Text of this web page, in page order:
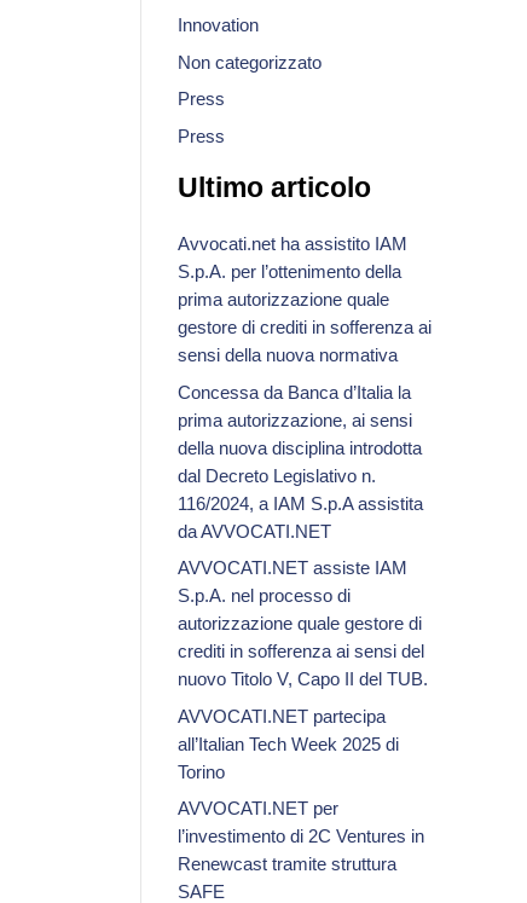
Innovation
Non categorizzato
Press
Press
Ultimo articolo
Avvocati.net ha assistito IAM
S.p.A. per l’ottenimento della
prima autorizzazione quale
gestore di crediti in sofferenza ai
sensi della nuova normativa
Concessa da Banca d’Italia la
prima autorizzazione, ai sensi
della nuova disciplina introdotta
dal Decreto Legislativo n.
116/2024, a IAM S.p.A assistita
da AVVOCATI.NET
AVVOCATI.NET assiste IAM
S.p.A. nel processo di
autorizzazione quale gestore di
crediti in sofferenza ai sensi del
nuovo Titolo V, Capo II del TUB.
AVVOCATI.NET partecipa
all’Italian Tech Week 2025 di
Torino
AVVOCATI.NET per
l’investimento di 2C Ventures in
Renewcast tramite struttura
SAFE